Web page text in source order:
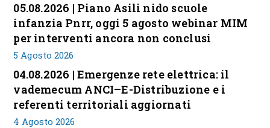
05.08.2026 | Piano Asili nido scuole
infanzia Pnrr, oggi 5 agosto webinar MIM
per interventi ancora non conclusi
5 Agosto 2026
04.08.2026 | Emergenze rete elettrica: il
vademecum ANCI–E-Distribuzione e i
referenti territoriali aggiornati
4 Agosto 2026